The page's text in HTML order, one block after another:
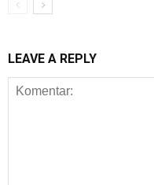
LEAVE A REPLY